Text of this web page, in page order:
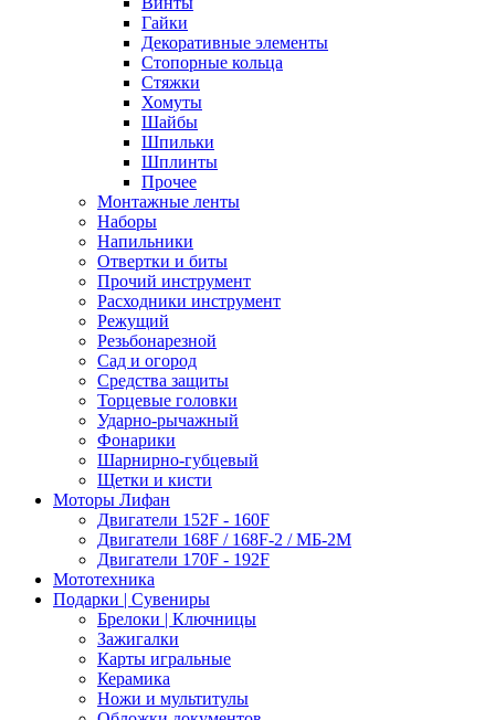
Гайки
Декоративные элементы
Стопорные кольца
Стяжки
Хомуты
Шайбы
Шпильки
Шплинты
Прочее
Монтажные ленты
Наборы
Напильники
Отвертки и биты
Прочий инструмент
Расходники инструмент
Режущий
Резьбонарезной
Сад и огород
Средства защиты
Торцевые головки
Ударно-рычажный
Фонарики
Шарнирно-губцевый
Щетки и кисти
Моторы Лифан
Двигатели 152F - 160F
Двигатели 168F / 168F-2 / МБ-2М
Двигатели 170F - 192F
Мототехника
Подарки | Сувениры
Брелоки | Ключницы
Зажигалки
Карты игральные
Керамика
Ножи и мультитулы